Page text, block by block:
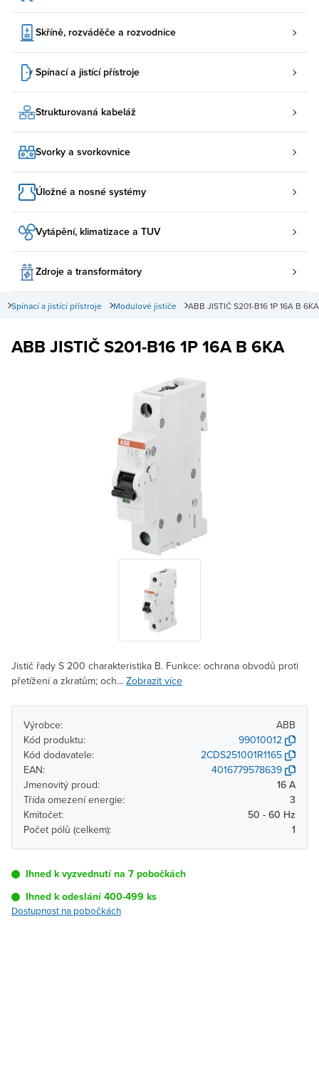
Skříně, rozváděče a rozvodnice
Spínací a jistící přístroje
Strukturovaná kabeláž
Svorky a svorkovnice
Úložné a nosné systémy
Vytápění, klimatizace a TUV
Zdroje a transformátory
ABB JISTIČ S201-B16 1P 16A B 6KA
Modulové jističe
Spínací a jistící přístroje
ABB JISTIČ S201-B16 1P 16A B 6KA
Jistič řady S 200 charakteristika B. Funkce: ochrana obvodů proti
přetížení a zkratům; och... Zobrazit více
Výrobce:
ABB
Kód produktu:
99010012
Kód dodavatele:
2CDS251001R1165
EAN:
4016779578639
Jmenovitý proud:
16 A
Třída omezení energie:
3
Kmitočet:
50 - 60 Hz
Počet pólů (celkem):
1
Ihned k vyzvednutí na 7 pobočkách
Ihned k odeslání 400-499 ks
Dostupnost na pobočkách